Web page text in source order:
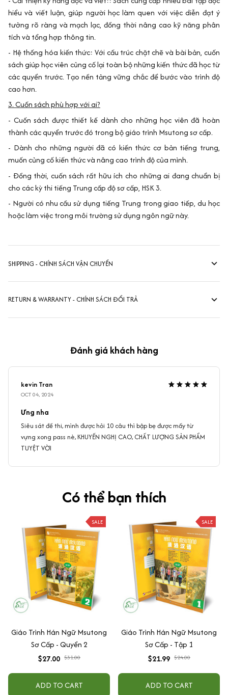
hiểu và viết luận, giúp người học làm quen với việc diễn đạt ý
tưởng rõ ràng và mạch lạc, đồng thời nâng cao kỹ năng phân
tích và tổng hợp thông tin.
- Hệ thống hóa kiến thức: Với cấu trúc chặt chẽ và bài bản, cuốn
sách giúp học viên củng cố lại toàn bộ những kiến thức đã học từ
các quyển trước. Tạo nền tảng vững chắc để bước vào trình độ
cao hơn.
3. Cuốn sách phù hợp với ai?
- Cuốn sách được thiết kế dành cho những học viên đã hoàn
thành các quyển trước đó trong bộ giáo trình Msutong sơ cấp.
- Dành cho những người đã có kiến thức cơ bản tiếng trung,
muốn củng cố kiến thức và nâng cao trình độ của mình.
- Đồng thời, cuốn sách rất hữu ích cho những ai đang chuẩn bị
cho các kỳ thi tiếng Trung cấp độ sơ cấp, HSK 3.
- Người có nhu cầu sử dụng tiếng Trung trong giao tiếp, du học
hoặc làm việc trong môi trường sử dụng ngôn ngữ này.
SHIPPING - CHÍNH SÁCH VẬN CHUYỂN
RETURN & WARRANTY - CHÍNH SÁCH ĐỔI TRẢ
Đánh giá khách hàng
kevin Tran
OCT 04, 2024
Ưng nha
Siêu sát đề thi, mình được hỏi 10 câu thì bập bẹ được mấy từ
vựng xong pass nè, KHUYẾN NGHỊ CAO, CHẤT LƯỢNG SẢN PHẨM
TUYỆT VỜI
Có thể bạn thích
SALE
Giáo Trình Hán Ngữ Msutong
Sơ Cấp - Quyển 2
$27.00 $31.00
ADD TO CART
SALE
Giáo Trình Hán Ngữ Msutong
Sơ Cấp - Tập 1
$21.99 $24.00
ADD TO CART